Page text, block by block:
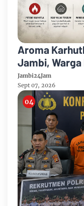
Aroma
Jambi, Warga
Puncak
Jambi24Jam
Sept 07, 2026